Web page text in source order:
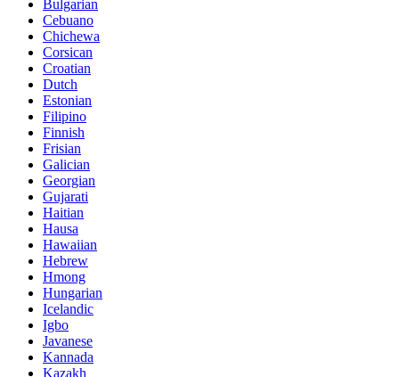
Bulgarian
Cebuano
Chichewa
Corsican
Croatian
Dutch
Estonian
Filipino
Finnish
Frisian
Galician
Georgian
Gujarati
Haitian
Hausa
Hawaiian
Hebrew
Hmong
Hungarian
Icelandic
Igbo
Javanese
Kannada
Kazakh